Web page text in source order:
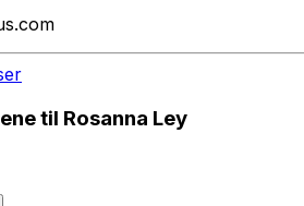
til Rosanna Ley